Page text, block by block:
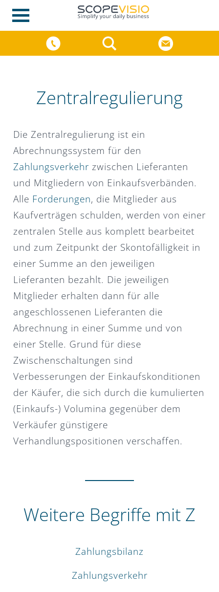
Zentralregulierung
Die Zentralregulierung ist ein
Abrechnungssystem für den
Zahlungsverkehr zwischen Lieferanten
und Mitgliedern von Einkaufsverbänden.
Alle Forderungen, die Mitglieder aus
Kaufverträgen schulden, werden von einer
zentralen Stelle aus komplett bearbeitet
und zum Zeitpunkt der Skontofälligkeit in
einer Summe an den jeweiligen
Lieferanten bezahlt. Die jeweiligen
Mitglieder erhalten dann für alle
angeschlossenen Lieferanten die
Abrechnung in einer Summe und von
einer Stelle. Grund für diese
Zwischenschaltungen sind
Verbesserungen der Einkaufskonditionen
der Käufer, die sich durch die kumulierten
(Einkaufs-) Volumina gegenüber dem
Verkäufer günstigere
Verhandlungspositionen verschaffen.
Weitere Begriffe mit Z
Zahlungsbilanz
Zahlungsverkehr